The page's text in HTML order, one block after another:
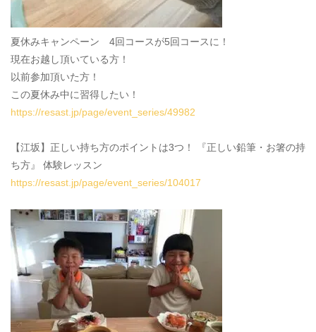
夏休みキャンペーン 4回コースが5回コースに！
現在お越し頂いている方！
以前参加頂いた方！
この夏休み中に習得したい！
https://resast.jp/page/event_series/49982
【江坂】正しい持ち方のポイントは3つ！ 『正しい鉛筆・お箸の持
ち方』 体験レッスン
https://resast.jp/page/event_series/104017